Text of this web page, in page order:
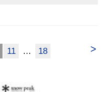
>
11 … 18